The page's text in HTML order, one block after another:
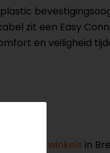
zit een Easy
en veiligheid
onze winkels in